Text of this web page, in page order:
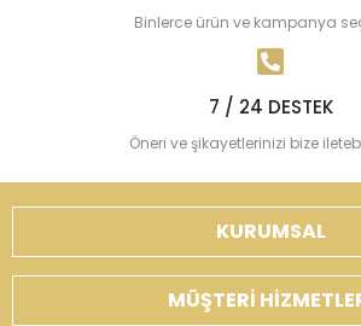
Binlerce ürün ve kampanya
7 / 24 DESTEK
Öneri ve şikayetlerinizi bize
KURUMSAL
MÜŞTERİ